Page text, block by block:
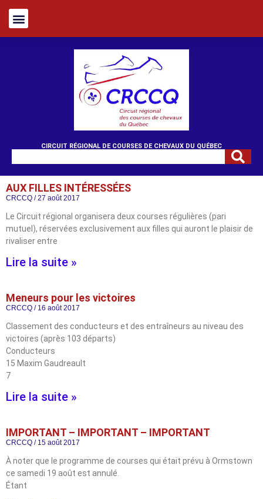
CIRCUIT RÉGIONAL DE COURSES DE CHEVAUX DU QUÉBEC
AUX FILLES INTÉRESSÉES
CRCCQ 27 août 2017
Le Circuit régional organisera deux courses régulières (pari
mutuel), réservées exclusivement aux filles qui auront le plaisir de
rivaliser entre
Lire la suite »
Meneurs pour les victoires
CRCCQ 16 août 2017
Classement des conducteurs et des entraîneurs au niveau des
victoires (après 103 départs)
Conducteurs
15 Maxim Gaudreault
7
Lire la suite »
IMPORTANT – IMPORTANT – IMPORTANT
CRCCQ 15 août 2017
À noter que le programme de courses qui était prévu à Ormstown
ce samedi 19 août est annulé.
Étant